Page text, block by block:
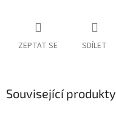
ZEPTAT SE SDÍLET
Související produkty